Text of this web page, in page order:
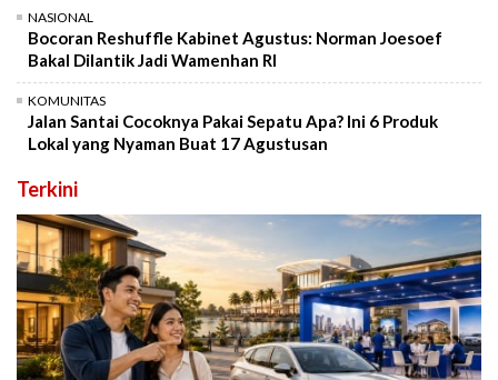
NASIONAL
Bocoran Reshuffle Kabinet Agustus: Norman Joesoef
Bakal Dilantik Jadi Wamenhan RI
KOMUNITAS
Jalan Santai Cocoknya Pakai Sepatu Apa? Ini 6 Produk
Lokal yang Nyaman Buat 17 Agustusan
Terkini